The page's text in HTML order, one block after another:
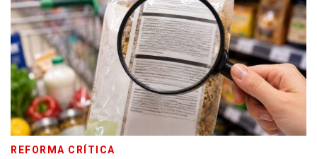
REFORMA CRÍTICA